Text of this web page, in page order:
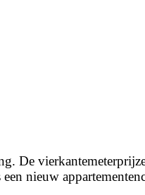
De
nieuw